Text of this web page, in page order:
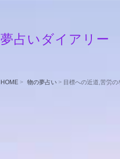
夢占いダイアリー
HOME 物の夢占い 目標への近道,苦労